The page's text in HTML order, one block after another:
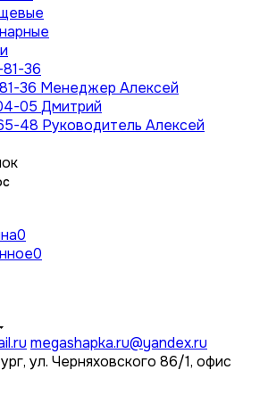
36
36 Менеджер Алексей
05 Дмитрий
48 Руководитель Алексей
0
0
megashapka.ru@yandex.ru
ул. Черняховского 86/1, офис